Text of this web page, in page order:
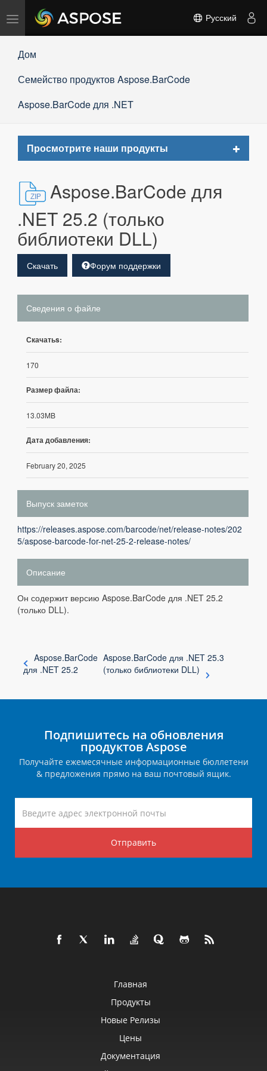
Переключить
навигацию
Русский
Дом
Семейство продуктов Aspose.BarCode
Aspose.BarCode для .NET
Просмотрите наши продукты
Toggle
Aspose.BarCode для
.NET 25.2 (только
библиотеки DLL)
Скачать Форум поддержки
Сведения о файле
Скачатьs:
170
Размер файла:
13.03MB
Дата добавления:
February 20, 2025
Выпуск заметок
https://releases.aspose.com/barcode/net/release-notes/202
5/aspose-barcode-for-net-25-2-release-notes/
Описание
Он содержит версию Aspose.BarCode для .NET 25.2
(только DLL).
Aspose.BarCode
для .NET 25.2
Aspose.BarCode для .NET 25.3
(только библиотеки DLL)
Подпишитесь на обновления
продуктов Aspose
Получайте ежемесячные информационные бюллетени
& предложения прямо на ваш почтовый ящик.
Отправить
Главная
Продукты
Новые Релизы
Цены
Документация